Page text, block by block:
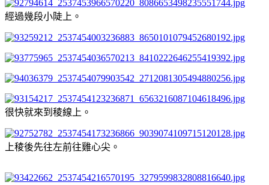
經過幾段小陡上。
很快就來到稜線上。
上稜後先往左前往雞心尖。